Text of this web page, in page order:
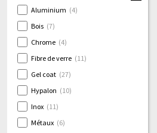
Aluminium (4)
Bois (7)
Chrome (4)
Fibre de verre (11)
Gel coat (27)
Hypalon (10)
Inox (11)
Métaux (6)